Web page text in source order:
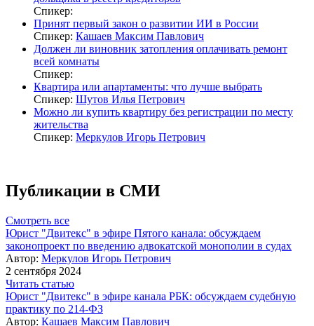
Спикер:
Принят первый закон о развитии ИИ в России
Спикер: Кашаев Максим Павлович
Должен ли виновник затопления оплачивать ремонт
всей комнаты
Спикер:
Квартира или апартаменты: что лучше выбрать
Спикер: Шутов Илья Петрович
Можно ли купить квартиру без регистрации по месту
жительства
Спикер: Меркулов Игорь Петрович
Публикации в СМИ
Смотреть все
Юрист "Двитекс" в эфире Пятого канала: обсуждаем
законопроект по введению адвокатской монополии в судах
Автор: Меркулов Игорь Петрович
2 сентября 2024
Читать статью
Юрист "Двитекс" в эфире канала РБК: обсуждаем судебную
практику по 214-ФЗ
Автор: Кашаев Максим Павлович